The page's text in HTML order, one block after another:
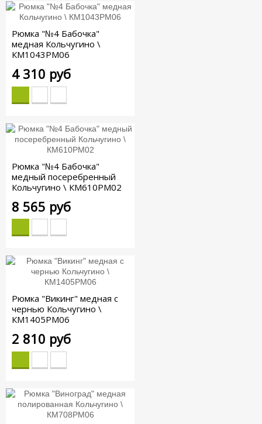
Рюмка "№4 Бабочка"
медная Кольчугино \
КМ1043РМ06
4 310 руб
Рюмка "№4 Бабочка"
медный посеребренный
Кольчугино \ КМ610РМ02
8 565 руб
Рюмка "Викинг" медная с
чернью Кольчугино \
КМ1405РМ06
2 810 руб